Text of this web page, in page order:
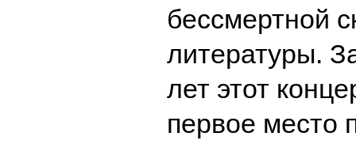
бессмертной
литературы.
лет этот
первое место